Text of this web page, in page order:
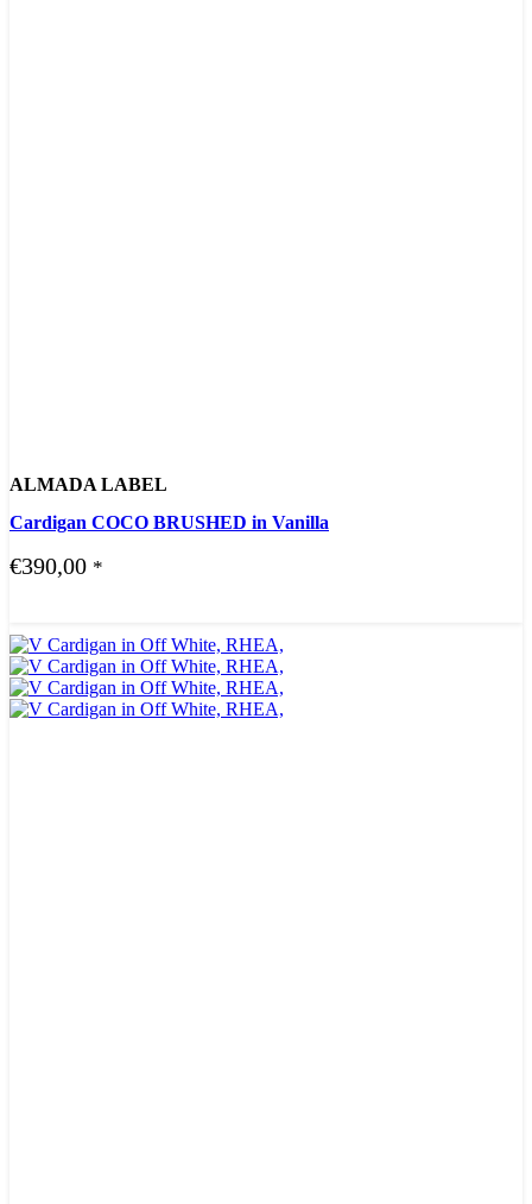
ALMADA LABEL
Cardigan COCO BRUSHED in Vanilla
€390,00 *